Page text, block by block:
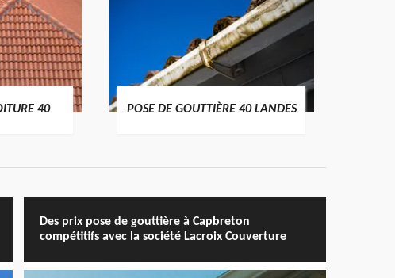
40 POSE DE GOUTTIÈRE 40 LANDES
Des prix pose de gouttière à Capbreton
compétitifs avec la société Lacroix Couverture